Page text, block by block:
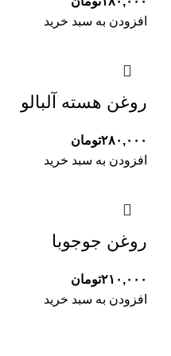
افزودن به سبد خرید
روغن هسته آلبالو
۲۸۰,۰۰۰تومان
افزودن به سبد خرید
روغن جوجوبا
۲۱۰,۰۰۰تومان
افزودن به سبد خرید